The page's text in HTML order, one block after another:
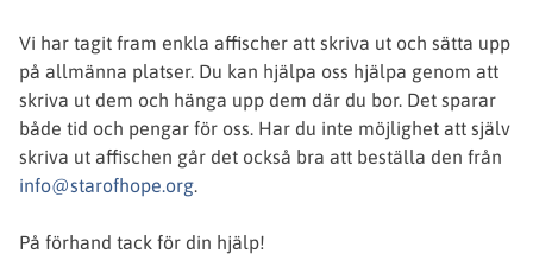
Vi har tagit fram enkla affischer att skriva ut och sätta upp
på allmänna platser. Du kan hjälpa oss hjälpa genom att
skriva ut dem och hänga upp dem där du bor. Det sparar
både tid och pengar för oss. Har du inte möjlighet att själv
skriva ut affischen går det också bra att beställa den från
info@starofhope.org.
På förhand tack för din hjälp!